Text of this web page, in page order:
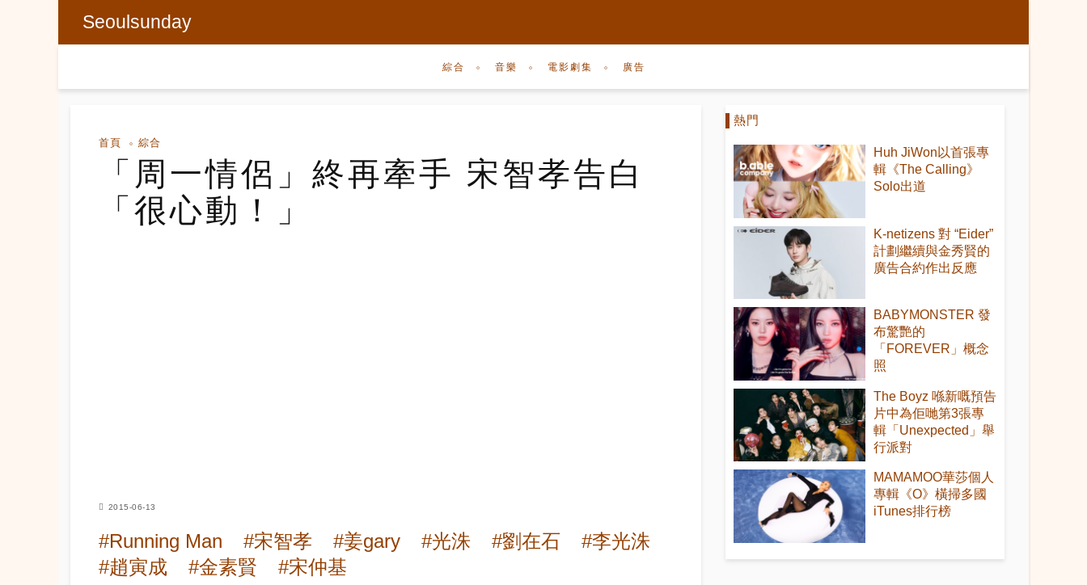
Seoulsunday
綜合 音樂 電影劇集 廣告
首頁 綜合
「周一情侶」終再牽手 宋智孝告白
「很心動！」
2015-06-13
#Running Man #宋智孝 #姜gary #光洙 #劉在石
#李光洙
#趙寅成
#金素賢 #宋仲基
熱門
Huh JiWon以首張專
輯《The Calling》
Solo出道
K-netizens 對 “Eider”
計劃繼續與金秀賢的
廣告合約作出反應
BABYMONSTER 發
布驚艷的
「FOREVER」概念
照
The Boyz 喺新嘅預告
片中為佢哋第3張專
輯「Unexpected」舉
行派對
MAMAMOO華莎個人
專輯《O》橫掃多國
iTunes排行榜